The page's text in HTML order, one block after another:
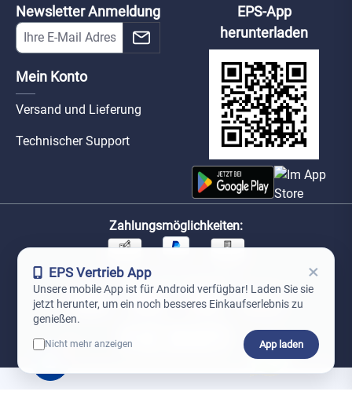
Newsletter Anmeldung
Mein Konto
Versand und Lieferung
Technischer Support
EPS-App
herunterladen
Zahlungsmöglichkeiten:
Unsere Versandpartner:
EPS Vertrieb App ×
Unsere mobile App ist für Android verfügbar! Laden Sie sie
jetzt herunter, um ein noch besseres Einkaufserlebnis zu
genießen.
Nicht mehr anzeigen App laden